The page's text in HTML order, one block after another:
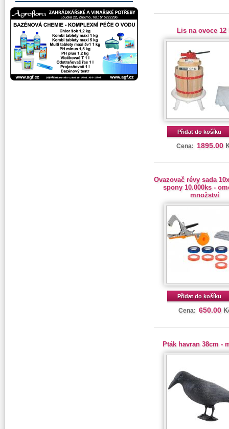
Lis na ovoce 12
Přidat do košíku
Cena: 1895.00
Ovazovač révy sada
spony 10.000ks -
množství
Přidat do košíku
Cena: 650.00
Pták havran 38cm -